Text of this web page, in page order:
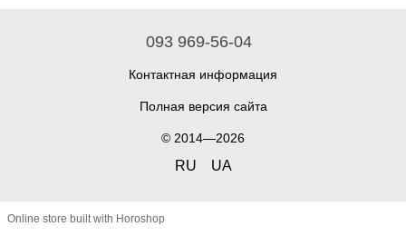
093 969-56-04
Контактная информация
Полная версия сайта
© 2014—2026
RU UA
Online store built with Horoshop